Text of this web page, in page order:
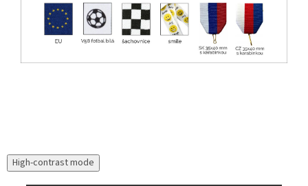
High-contrast mode